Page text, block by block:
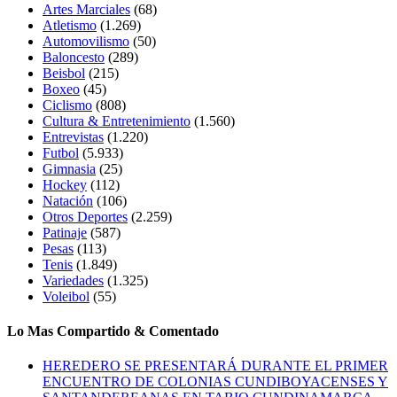
Artes Marciales (68)
Atletismo (1.269)
Automovilismo (50)
Baloncesto (289)
Beisbol (215)
Boxeo (45)
Ciclismo (808)
Cultura & Entretenimiento (1.560)
Entrevistas (1.220)
Futbol (5.933)
Gimnasia (25)
Hockey (112)
Natación (106)
Otros Deportes (2.259)
Patinaje (587)
Pesas (113)
Tenis (1.849)
Variedades (1.325)
Voleibol (55)
Lo Mas Compartido & Comentado
HEREDERO SE PRESENTARÁ DURANTE EL PRIMER
ENCUENTRO DE COLONIAS CUNDIBOYACENSES Y